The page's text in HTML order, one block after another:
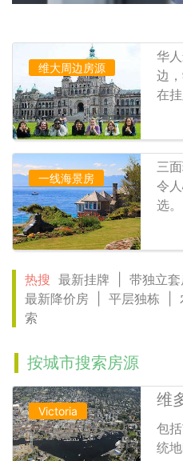
维大周边房源
华
边
在
一线海景房
三
令
选。
热搜 最新挂牌 带独立
最新降价房
平层独栋
索
按城市搜索房源
Victoria
维
包
统地